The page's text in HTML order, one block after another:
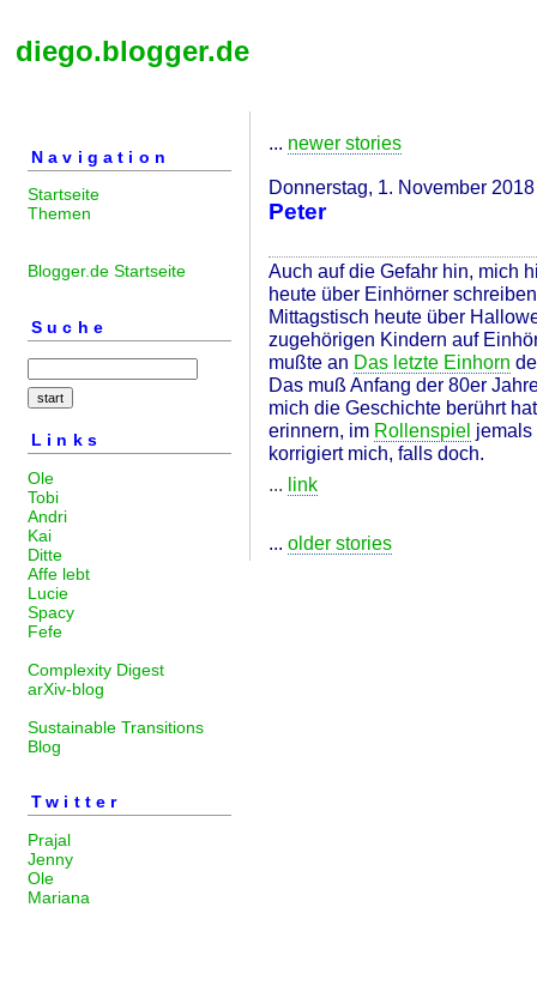
diego.blogger.de
Navigation
Startseite
Themen
Blogger.de Startseite
Suche
Links
Ole
Tobi
Andri
Kai
Ditte
Affe lebt
Lucie
Spacy
Fefe
Complexity Digest
arXiv-blog
Sustainable Transitions
Blog
Twitter
Prajal
Jenny
Ole
Mariana
... newer stories
Donnerstag, 1. November 2018
Peter
Auch auf die Gefahr hin, mich
heute über Einhörner
Mittagstisch heute über
zugehörigen Kindern auf
mußte an Das letzte Einhorn
Das muß Anfang der 80er
mich die Geschichte berührt
erinnern, im Rollenspiel jemals
korrigiert mich, falls doch.
... link
... older stories